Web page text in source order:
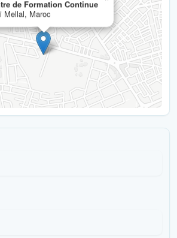
de Formation Continue
Mellal, Maroc